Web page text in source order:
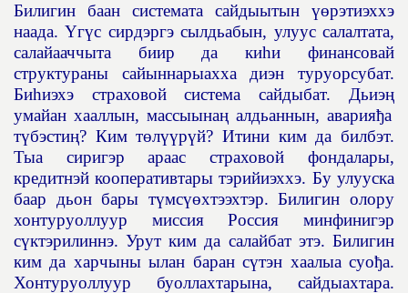
Билигин баан системата сайдыытын үөрэтиэххэ
наада.Үгүс сирдэргэ сылдьабын, улуус салалтата,
салайааччыта биир да киһи финансовай
структураны сайыннарыахха диэн туруорсубат.
Биһиэхэ страховой система сайдыбат. Дьиэң
умайан хааллын, массыынаңалдьаннын, аварияђа
түбэстиң? Ким төлүүрүй? Итини ким да билбэт.
Тыа сиригэр араас страховой фондалары,
кредитнэй кооперативтары тэрийиэххэ. Бу улууска
баар дьон бары түмсүөхтээхтэр. Билигин олору
хонтуруоллуур миссия Россия минфинигэр
сүктэрилиннэ. Урут ким да салайбат этэ. Билигин
ким да харчыны ылан баран сүтэн хаалыа суођа.
Хонтуруоллуур буоллахтарына, сайдыахтара.